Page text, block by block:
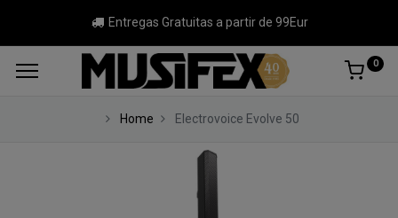
Entregas Gratuitas a partir de 99Eur
0
Home Electrovoice Evolve 50